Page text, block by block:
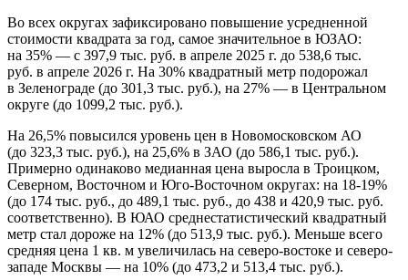
Во всех округах зафиксировано повышение усредненной
стоимости квадрата за год, самое значительное в ЮЗАО:
на 35% — с 397,9 тыс. руб. в апреле 2025 г. до 538,6 тыс.
руб. в апреле 2026 г. На 30% квадратный метр подорожал
в Зеленограде (до 301,3 тыс. руб.), на 27% — в Центральном
округе (до 1099,2 тыс. руб.).
На 26,5% повысился уровень цен в Новомосковском АО
(до 323,3 тыс. руб.), на 25,6% в ЗАО (до 586,1 тыс. руб.).
Примерно одинаково медианная цена выросла в Троицком,
Северном, Восточном и Юго-Восточном округах: на 18-19%
(до 174 тыс. руб., до 489,1 тыс. руб., до 438 и 420,9 тыс. руб.
соответственно). В ЮАО среднестатистический квадратный
метр стал дороже на 12% (до 513,9 тыс. руб.). Меньше всего
средняя цена 1 кв. м увеличилась на северо-востоке и северо-
западе Москвы — на 10% (до 473,2 и 513,4 тыс. руб.).